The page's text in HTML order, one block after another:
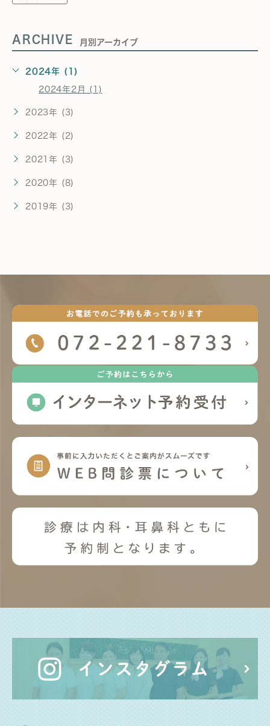
ARCHIVE 月別アーカイブ
2024年 (1)
2024年2月 (1)
2023年 (3)
2022年 (2)
2021年 (3)
2020年 (8)
2019年 (3)